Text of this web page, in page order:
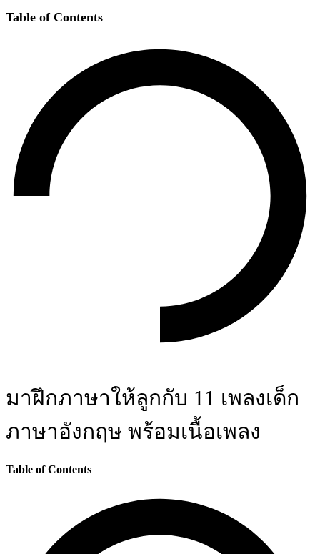
Table of Contents
มาฝึกภาษาให้ลูกกับ 11 เพลงเด็ก
ภาษาอังกฤษ พร้อมเนื้อเพลง
Table of Contents